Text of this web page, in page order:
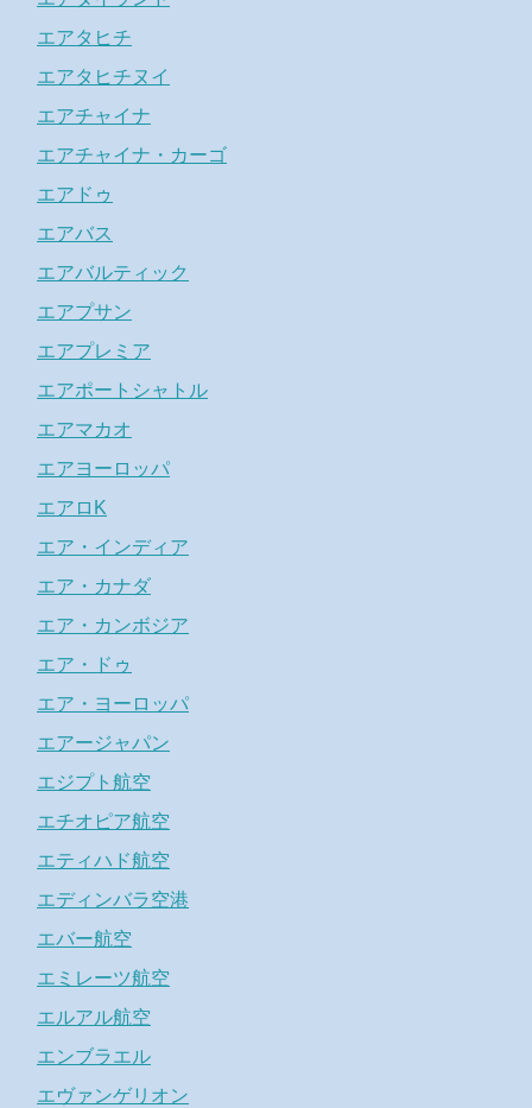
エアタヒチ
エアタヒチヌイ
エアチャイナ
エアチャイナ・カーゴ
エアドゥ
エアバス
エアバルティック
エアプサン
エアプレミア
エアポートシャトル
エアマカオ
エアヨーロッパ
エアロK
エア・インディア
エア・カナダ
エア・カンボジア
エア・ドゥ
エア・ヨーロッパ
エアージャパン
エジプト航空
エチオピア航空
エティハド航空
エディンバラ空港
エバー航空
エミレーツ航空
エルアル航空
エンブラエル
エヴァンゲリオン